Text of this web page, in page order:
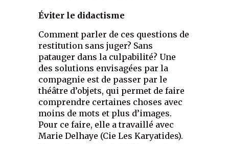
Éviter le didactisme
Comment parler de ces questions de
restitution sans juger? Sans
patauger dans la culpabilité? Une
des solutions envisagées par la
compagnie est de passer par le
théâtre d’objets, qui permet de faire
comprendre certaines choses avec
moins de mots et plus d’images.
Pour ce faire, elle a travaillé avec
Marie Delhaye (Cie Les Karyatides).